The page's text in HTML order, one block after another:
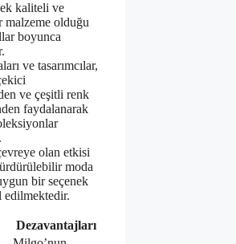
kaliteli ve
malzeme olduğu
boyunca
ve tasarımcılar,
ve çeşitli renk
faydalanarak
olan etkisi
moda
bir seçenek
edilmektedir.
Dezavantajları